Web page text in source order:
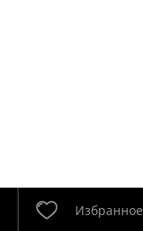
Избранное